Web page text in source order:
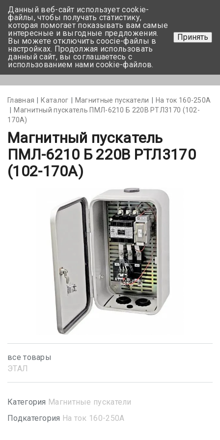
+375 17-350-99-56
+375 44-752-82-08
Задать вопрос
Главная Каталог Магнитные пускатели
На ток 160-250А
Магнитный пускатель ПМЛ-6210 Б 220В РТЛ3170 (102-
170А)
Магнитный пускатель
ПМЛ-6210 Б 220В РТЛ3170
(102-170А)
все товары
ЭТАЛ
Категория Магнитные пускатели
Подкатегория На ток 160-250А
Данный веб-сайт использует cookie-
файлы, чтобы получать статистику,
которая помогает показывать вам самые
интересные и выгодные предложения.
Вы можете отключить coocie-файлы в
настройках. Продолжая использовать
данный сайт, вы соглашаетесь с
использованием нами cookie-файлов.
Принять